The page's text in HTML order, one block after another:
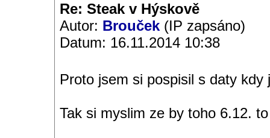
Re: Steak v Hýskově
Autor: Brouček (IP zapsáno)
Datum: 16.11.2014 10:38
Proto jsem si pospisil s daty kdy
Tak si myslim ze by toho 6.12.